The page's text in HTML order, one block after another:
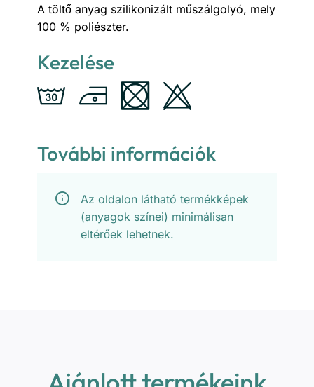
A töltő anyag szilikonizált műszálgolyó, mely
100 % poliészter.
Kezelése
További információk
Az oldalon látható termékképek
(anyagok színei) minimálisan
eltérőek lehetnek.